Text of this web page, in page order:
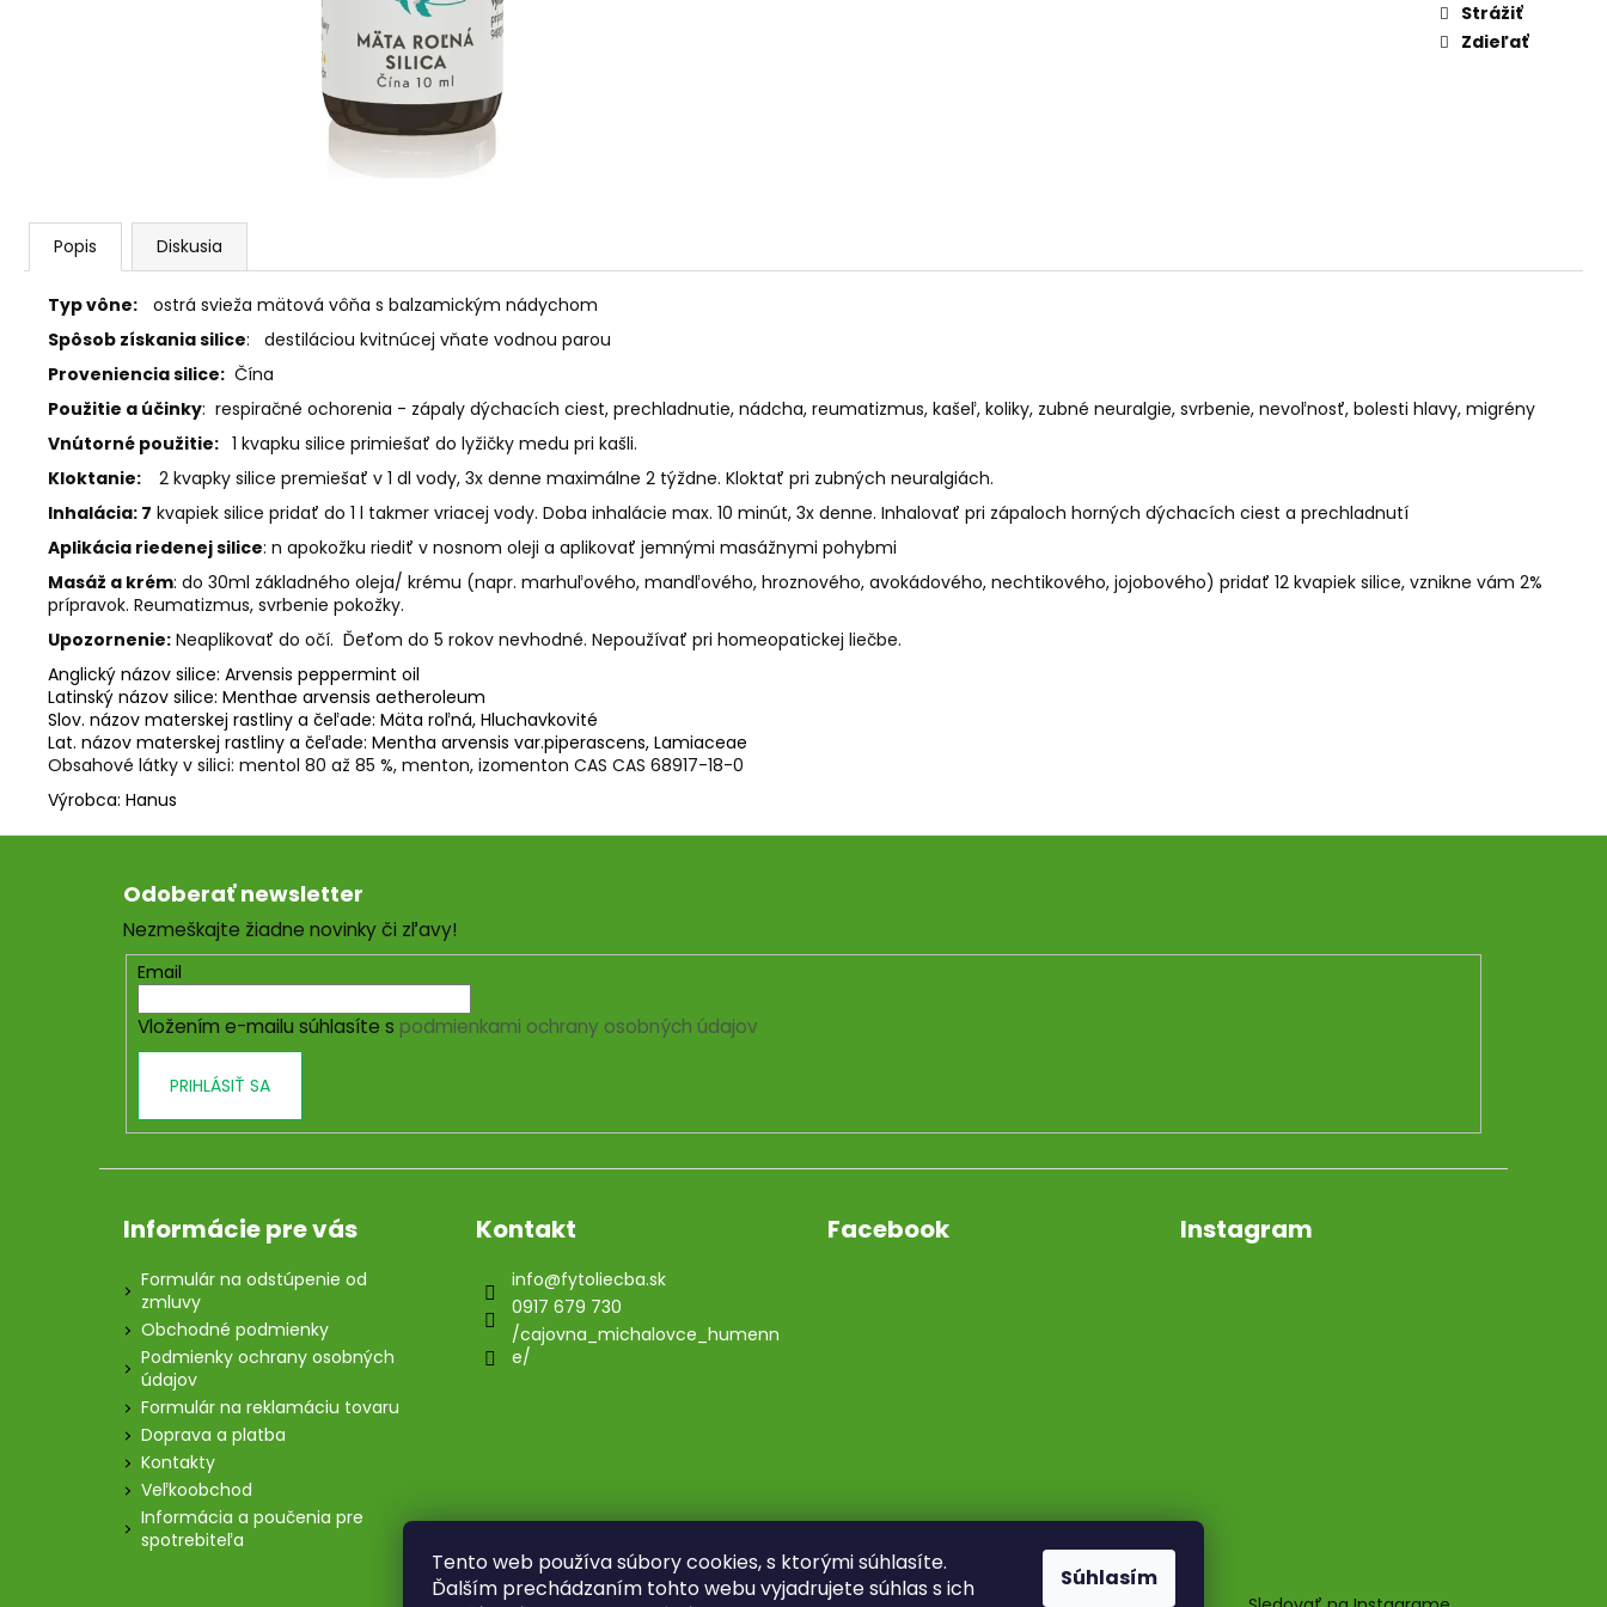
Tento web používa súbory cookies, s ktorými súhlasíte.
Ďalším prechádzaním tohto webu vyjadrujete súhlas s ich
Súhlasím
Strážiť
Zdieľať
Popis Diskusia
Typ vône:
ostrá svieža mätová vôňa s balzamickým nádychom
Spôsob získania silice: destiláciou kvitnúcej vňate vodnou parou
Proveniencia silice: Čína
Použitie a účinky: respiračné ochorenia - zápaly dýchacích ciest, prechladnutie, nádcha, reumatizmus, kašeľ, koliky, zubné neuralgie, svrbenie, nevoľnosť, bolesti hlavy, migrény
Vnútorné použitie: 1 kvapku silice primiešať do lyžičky medu pri kašli.
Kloktanie:
2 kvapky silice premiešať v 1 dl vody, 3x denne maximálne 2 týždne. Kloktať pri zubných neuralgiách.
Inhalácia: 7 kvapiek silice pridať do 1 l takmer vriacej vody. Doba inhalácie max. 10 minút, 3x denne. Inhalovať pri zápaloch horných dýchacích ciest a prechladnutí
Aplikácia riedenej silice: n apokožku riediť v nosnom oleji a aplikovať jemnými masážnymi pohybmi
Masáž a krém: do 30ml základného oleja/ krému (napr. marhuľového, mandľového, hroznového, avokádového, nechtikového, jojobového) pridať 12 kvapiek silice, vznikne vám 2%
prípravok. Reumatizmus, svrbenie pokožky.
Upozornenie: Neaplikovať do očí. Ďeťom do 5 rokov nevhodné. Nepoužívať pri homeopatickej liečbe.
Anglický názov silice: Arvensis peppermint oil
Latinský názov silice: Menthae arvensis aetheroleum
Slov. názov materskej rastliny a čeľade: Mäta roľná, Hluchavkovité
Lat. názov materskej rastliny a čeľade: Mentha arvensis var.piperascens, Lamiaceae
Obsahové látky v silici: mentol 80 až 85 %, menton, izomenton CAS CAS 68917-18-0
Výrobca: Hanus
Z
Odoberať newsletter
Nezmeškajte žiadne novinky či zľavy!
Email
Vložením e-mailu súhlasíte s podmienkami ochrany osobných údajov
PRIHLÁSIŤ SA
Informácie pre vás
Formulár na odstúpenie od
zmluvy
Obchodné podmienky
Podmienky ochrany osobných
údajov
Formulár na reklamáciu tovaru
Doprava a platba
Kontakty
Veľkoobchod
Informácia a poučenia pre
spotrebiteľa
Kontakt
info@fytoliecba.sk
0917 679 730
/cajovna_michalovce_humenn
e/
Facebook Instagram